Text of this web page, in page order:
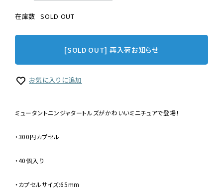
在庫数 SOLD OUT
[SOLD OUT] 再入荷お知らせ
お気に入りに追加
ミュータントニンジャタートルズがかわいいミニチュアで登場！
・300円カプセル
・40個入り
・カプセルサイズ:65mm